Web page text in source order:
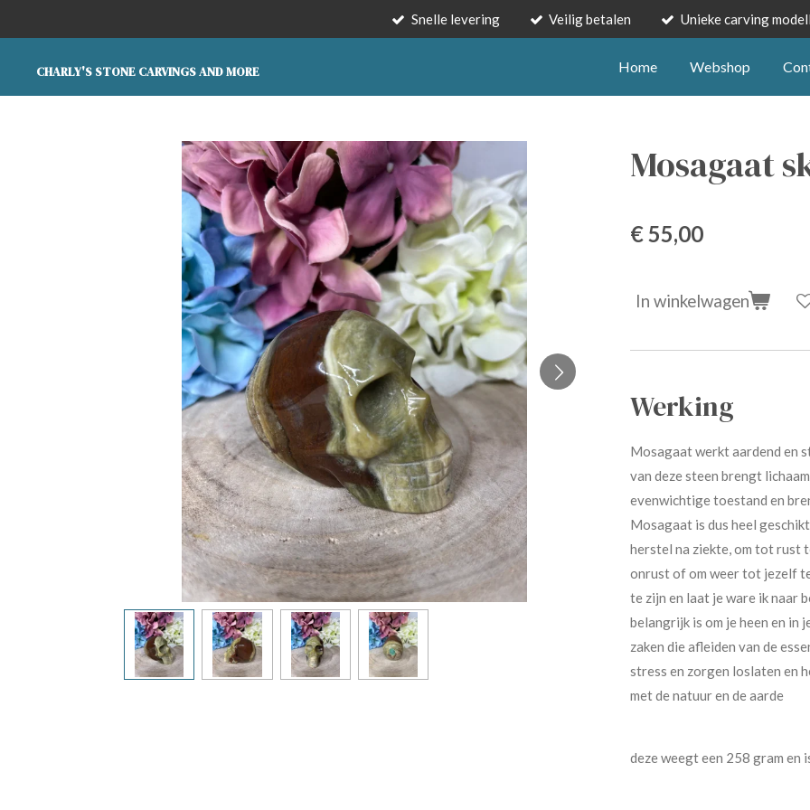
de
Snelle levering Veilig betalen Unieke carving
CHARLY'S STONE CARVINGS AND MORE Home Webshop
Mosagaat
€ 55,00
In winkelwagen
Werking
Mosagaat werkt aardend en
van deze steen brengt
evenwichtige toestand en
Mosagaat is dus heel
herstel na ziekte, om tot rust
onrust of om weer tot jezelf
te zijn en laat je ware ik naar
belangrijk is om je heen en in
zaken die afleiden van de
stress en zorgen loslaten en
met de natuur en de aarde
deze weegt een 258 gram en